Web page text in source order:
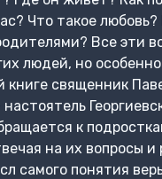
Что такое любовь?
Все эти
людей, но
книге священник
к
на их вопросы и
самого понятия